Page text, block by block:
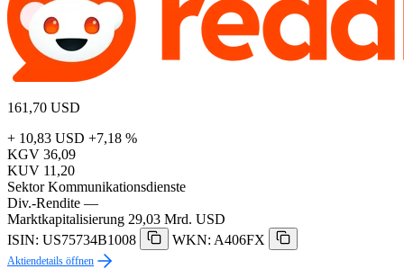
161,70 USD
+ 10,83 USD +7,18 %
KGV 36,09
KUV 11,20
Sektor Kommunikationsdienste
Div.-Rendite —
Marktkapitalisierung 29,03 Mrd. USD
ISIN: US75734B1008
WKN: A406FX
Aktiendetails öffnen